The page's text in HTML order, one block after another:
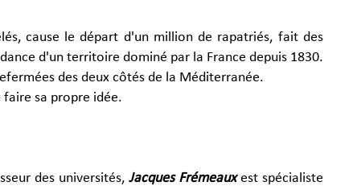
cause le départ d'un million de rapatriés, fait des
d'un territoire dominé par la France depuis 1830.
des deux côtés de la Méditerranée.
faire sa propre idée.
des universités, Jacques Frémeauxest spécialiste